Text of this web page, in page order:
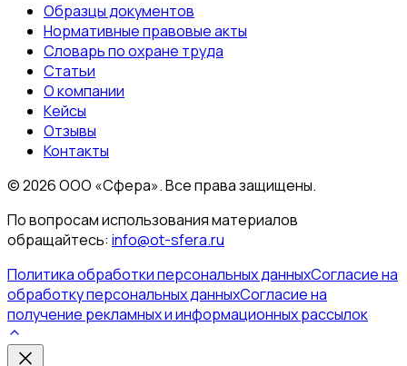
Образцы документов
Нормативные правовые акты
Словарь по охране труда
Статьи
О компании
Кейсы
Отзывы
Контакты
©2026ООО «Сфера». Все права защищены.
По вопросам использования материалов
обращайтесь: info@ot-sfera.ru
Политика обработки персональных данныхСогласие на
обработку персональных данныхСогласие на
получение рекламных и информационных рассылок